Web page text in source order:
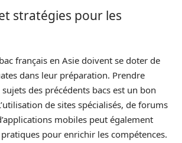
stratégies pour les
français en Asie doivent se doter de
dans leur préparation. Prendre
des précédents bacs est un bon
de sites spécialisés, de forums
mobiles peut également
pour enrichir les compétences.